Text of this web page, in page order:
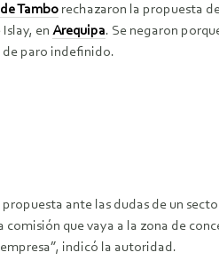
Tambo rechazaron la propuesta
en Arequipa. Se negaron
de paro indefinido.
ante las dudas de un
que vaya a la zona de
indicó la autoridad.